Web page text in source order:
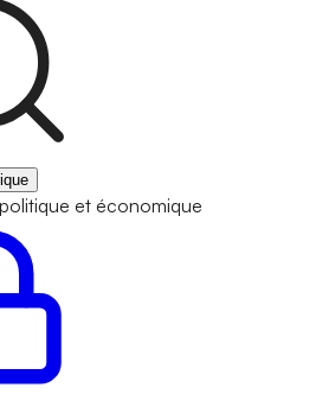
et économique